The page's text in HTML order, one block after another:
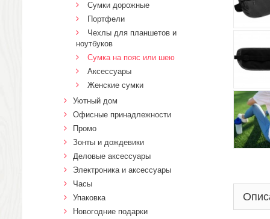
Сумки дорожные
Портфели
Чехлы для планшетов и
ноутбуков
Сумка на пояс или шею
Аксессуары
Женские сумки
Уютный дом
Офисные принадлежности
Промо
Зонты и дождевики
Деловые аксессуары
Электроника и аксессуары
Часы
Упаковка
Новогодние подарки